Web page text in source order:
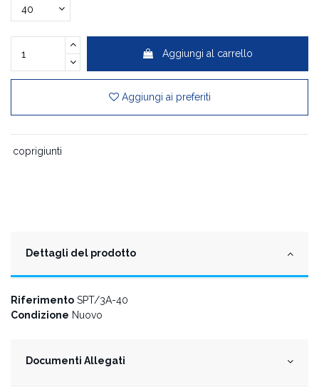
Aggiungi al carrello
Aggiungi ai preferiti
coprigiunti
Dettagli del prodotto
Riferimento SPT/3A-40
Condizione Nuovo
Documenti Allegati